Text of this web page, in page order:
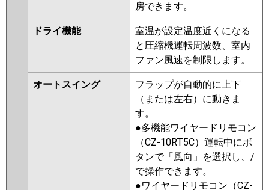
房できます。
ドライ機能
室温が設定温度近くになる
と圧縮機運転周波数、室内
ファン風速を制限します。
オートスイング
フラップが自動的に上下
（または左右）に動きま
す。
●多機能ワイヤードリモコン
（CZ-10RT5C）運転中にボ
タンで「風向」を選択し、/
で操作できます。
●ワイヤードリモコン（CZ-